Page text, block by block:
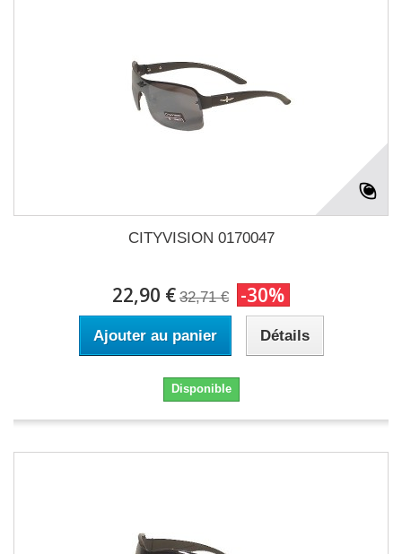
CITYVISION 0170047
22,90 € 32,71 € -30%
Ajouter au panier Détails
Disponible